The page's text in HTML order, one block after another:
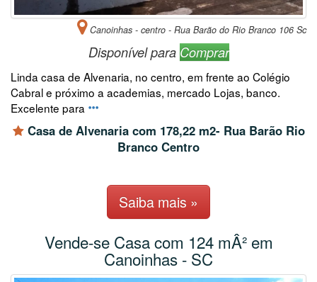
Canoinhas - centro - Rua Barão do Rio Branco 106 Sc
Disponível para Comprar
Linda casa de Alvenaria, no centro, em frente ao Colégio
Cabral e próximo a academias, mercado Lojas, banco.
Excelente para
Casa de Alvenaria com 178,22 m2- Rua Barão Rio
Branco Centro
Saiba mais »
Vende-se Casa com 124 mÂ² em
Canoinhas - SC